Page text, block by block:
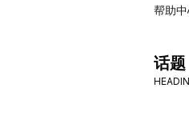
帮助
话题